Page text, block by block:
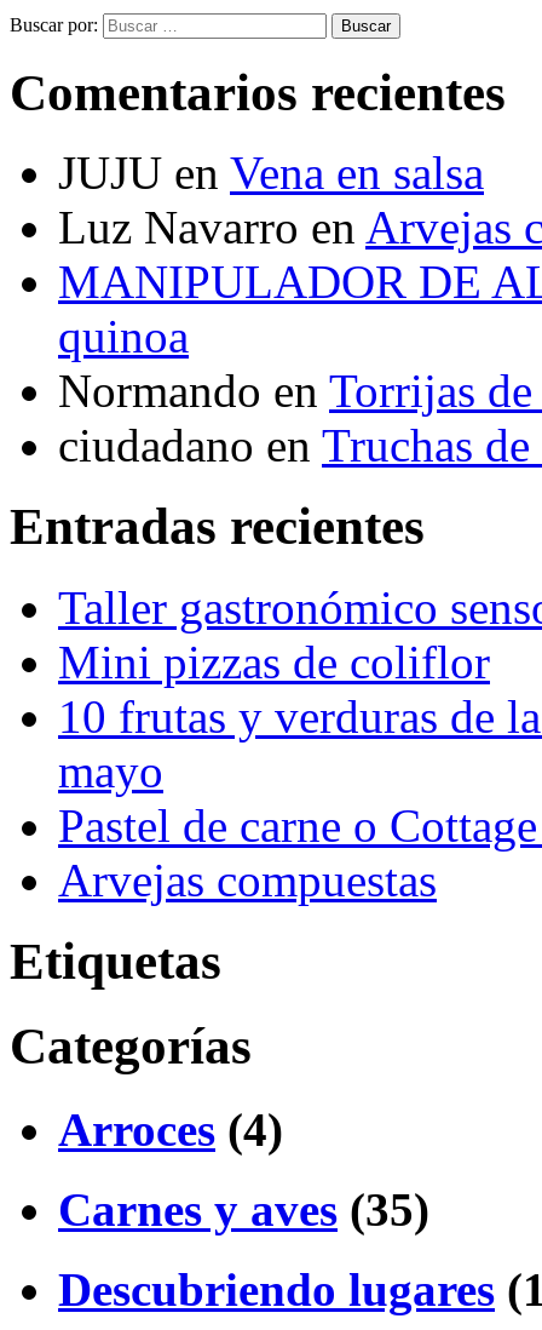
Buscar por: Buscar
Comentarios recientes
JUJU en Vena en salsa
Luz Navarro en Arvejas
MANIPULADOR DE
quinoa
Normando en Torrijas de
ciudadano en Truchas de
Entradas recientes
Taller gastronómico
Mini pizzas de coliflor
10 frutas y verduras de
mayo
Pastel de carne o
Arvejas compuestas
Etiquetas
Categorías
Arroces (4)
Carnes y aves (35)
Descubriendo lugares